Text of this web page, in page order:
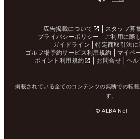
広告掲載について スタッフ募
プライバシーポリシー
ご利用に際
ガイドライン
特定商取引法
ゴルフ場予約サービス利用規約
マイペ
ポイント利用規約
お問合せ ヘ
掲載されている全てのコンテンツの無断での転
す。
© ALBA Net